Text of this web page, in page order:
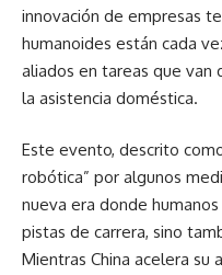
innovación de empresas
humanoides están cada
aliados en tareas que van
la asistencia doméstica.
Este evento, descrito
robótica” por algunos
nueva era donde
pistas de carrera, sino
Mientras China acelera su